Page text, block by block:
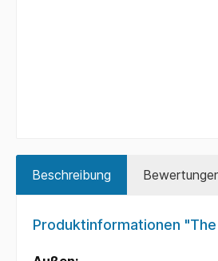
Beschreibung
Produktinformationen